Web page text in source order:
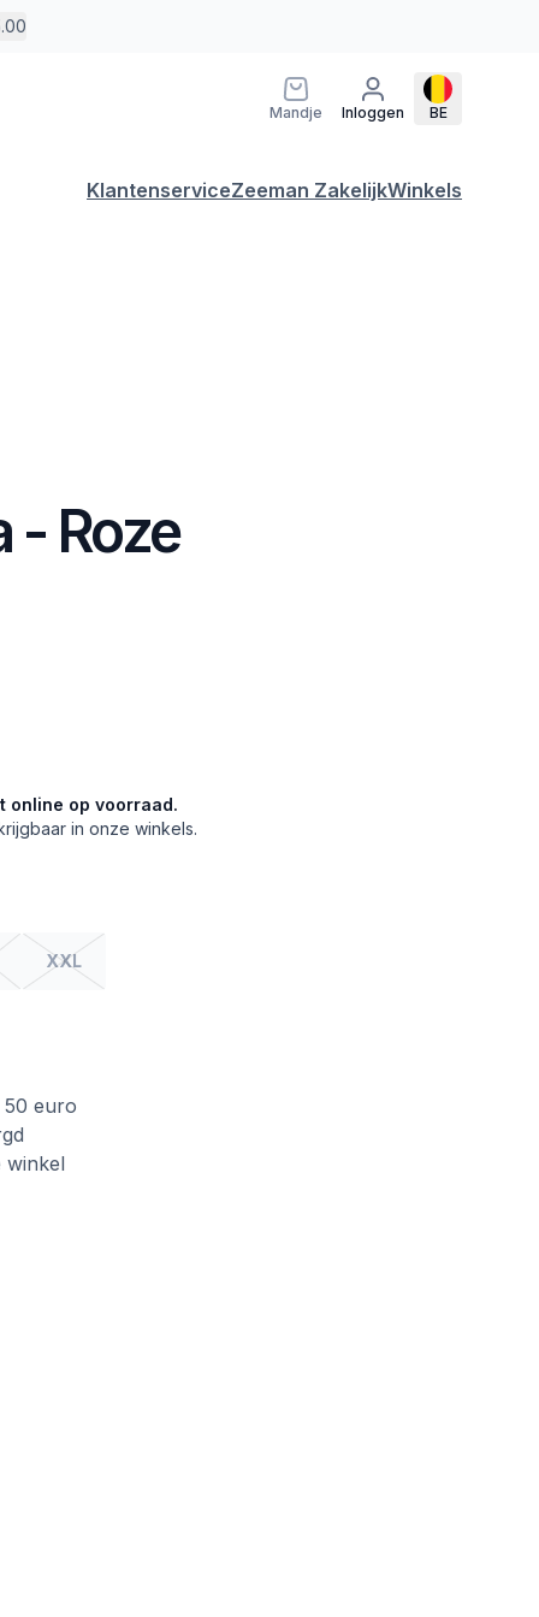
Mandje Inloggen BE
KlantenserviceZeeman ZakelijkWinkels
- Roze
online op voorraad.
in onze winkels.
XXL
50 euro
winkel